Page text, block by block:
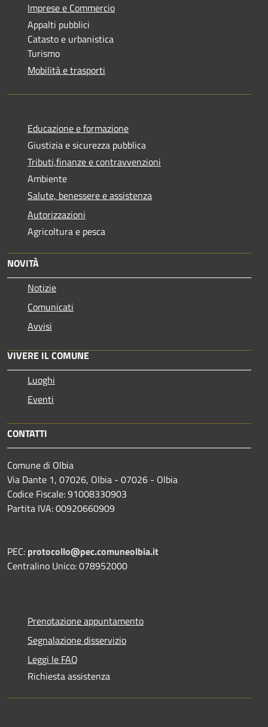
Imprese e Commercio
Appalti pubblici
Catasto e urbanistica
Turismo
Mobilità e trasporti
Educazione e formazione
Giustizia e sicurezza pubblica
Tributi,finanze e contravvenzioni
Ambiente
Salute, benessere e assistenza
Autorizzazioni
Agricoltura e pesca
NOVITÀ
Notizie
Comunicati
Avvisi
VIVERE IL COMUNE
Luoghi
Eventi
CONTATTI
Comune di Olbia
Via Dante 1, 07026, Olbia - 07026 - Olbia
Codice Fiscale: 91008330903
Partita IVA: 00920660909
PEC: protocollo@pec.comuneolbia.it
Centralino Unico: 078952000
Prenotazione appuntamento
Segnalazione disservizio
Leggi le FAQ
Richiesta assistenza